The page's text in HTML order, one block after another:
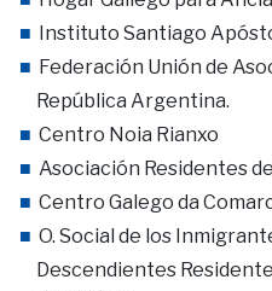
Instituto Santiago
Federación Unión de
República Argentina.
Centro Noia Rianxo
Asociación Residentes
Centro Galego da
O. Social de los
Descendientes